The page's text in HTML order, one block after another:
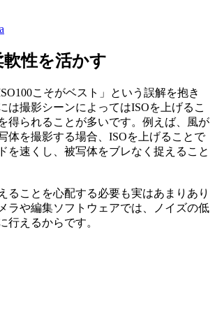
性を活かす
こそがベスト」という誤解を抱き
は撮影シーンによってはISOを上げるこ
得られることが多いです。例えば、風が
体を撮影する場合、ISOを上げることで
を速くし、被写体をブレなく捉えること
ることを心配する必要も実はあまりあり
ラや編集ソフトウェアでは、ノイズの低
行えるからです。